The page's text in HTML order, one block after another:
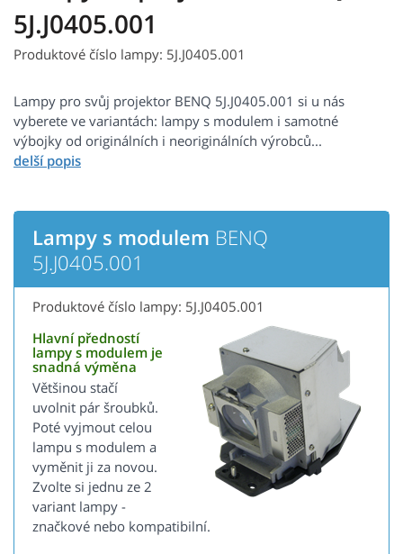
5J.J0405.001
Produktové číslo lampy: 5J.J0405.001
Lampy pro svůj projektor BENQ 5J.J0405.001 si u nás
vyberete ve variantách: lampy s modulem i samotné
výbojky od originálních i neoriginálních výrobců...
Lampy s modulem BENQ
5J.J0405.001
Produktové číslo lampy: 5J.J0405.001
Hlavní předností
lampy s modulem je
snadná výměna
Většinou stačí
uvolnit pár šroubků.
Poté vyjmout celou
lampu s modulem a
vyměnit ji za novou.
Zvolte si jednu ze 2
variant lampy -
značkové nebo kompatibilní.